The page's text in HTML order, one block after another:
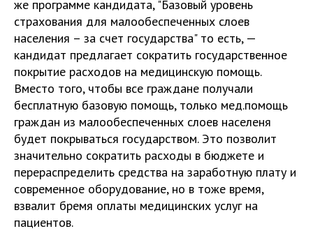
же программе кандидата, "Базовый уровень
страхования для малообеспеченных слоев
населения – за счет государства" то есть, —
кандидат предлагает сократить государственное
покрытие расходов на медицинскую помощь.
Вместо того, чтобы все граждане получали
бесплатную базовую помощь, только мед.помощь
граждан из малообеспеченных слоев населеня
будет покрываться государством. Это позволит
значительно сократить расходы в бюджете и
перераспределить средства на заработную плату и
современное оборудование, но в тоже время,
взвалит бремя оплаты медицинских услуг на
пациентов.